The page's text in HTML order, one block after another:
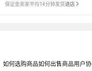
保证金卖家平均14分钟发货进店
如何选购商品如何出售商品用户